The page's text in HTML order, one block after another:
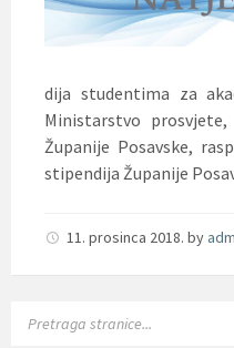
dija studentima za
Ministarstvo
Županije Posavske,
stipendija Županije
11. prosinca 2018. by